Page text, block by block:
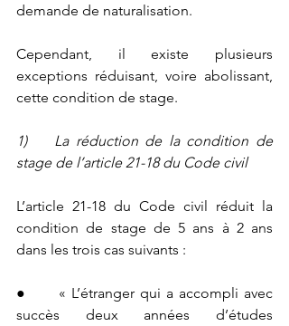
demande de naturalisation.
Cependant, il existe plusieurs
exceptions réduisant, voire abolissant,
cette condition de stage.
1)    La réduction de la condition de
stage de l’article 21-18 du Code civil
L’article 21-18 du Code civil réduit la
condition de stage de 5 ans à 2 ans
dans les trois cas suivants :
●      « L’étranger qui a accompli avec
succès deux années d’études